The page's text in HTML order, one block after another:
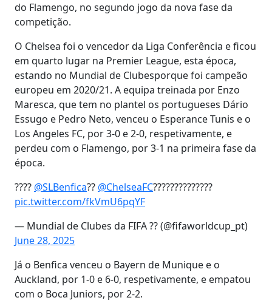
do Flamengo, no segundo jogo da nova fase da
competição.
O Chelsea foi o vencedor da Liga Conferência e ficou
em quarto lugar na Premier League, esta época,
estando no Mundial de Clubesporque foi campeão
europeu em 2020/21. A equipa treinada por Enzo
Maresca, que tem no plantel os portugueses Dário
Essugo e Pedro Neto, venceu o Esperance Tunis e o
Los Angeles FC, por 3-0 e 2-0, respetivamente, e
perdeu com o Flamengo, por 3-1 na primeira fase da
época.
???? @SLBenfica?? @ChelseaFC??????????????
pic.twitter.com/fkVmU6pqYF
— Mundial de Clubes da FIFA ?? (@fifaworldcup_pt)
June 28, 2025
Já o Benfica venceu o Bayern de Munique e o
Auckland, por 1-0 e 6-0, respetivamente, e empatou
com o Boca Juniors, por 2-2.